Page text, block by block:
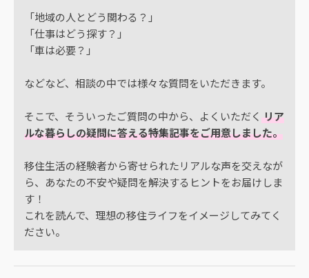
「地域の人とどう関わる？」
「仕事はどう探す？」
「車は必要？」
などなど、相談の中では様々な質問をいただきます。
そこで、そういったご質問の中から、よくいただく リア
ルな暮らしの疑問に答える特集記事をご用意しました。
移住生活の経験者から寄せられたリアルな声を交えなが
ら、あなたの不安や疑問を解決するヒントをお届けしま
す！
これを読んで、理想の移住ライフをイメージしてみてく
ださい。